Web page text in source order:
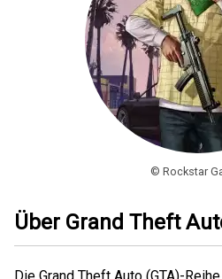
© Rockstar
Über Grand Theft